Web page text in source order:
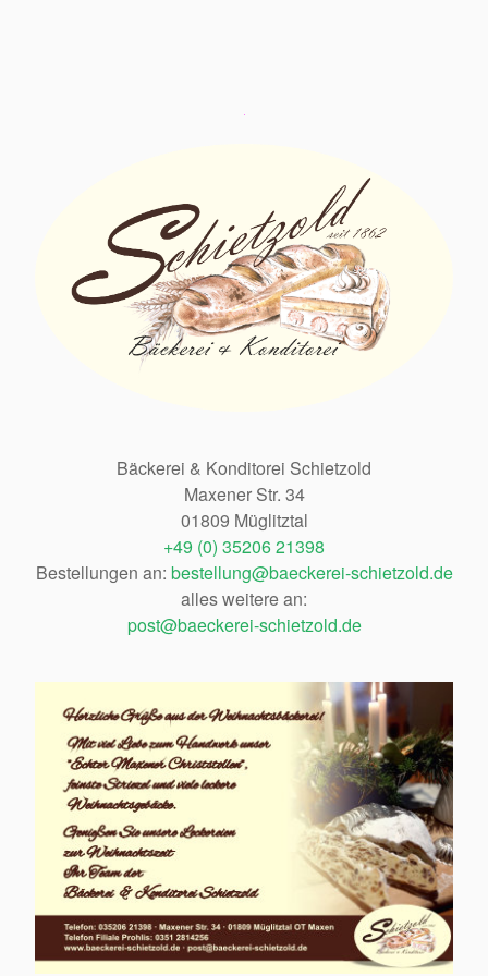
Bäckerei & Konditorei Schietzold
Maxener Str. 34
01809 Müglitztal
+49 (0) 35206 21398
Bestellungen an: bestellung@baeckerei-schietzold.de
alles weitere an:
post@baeckerei-schietzold.de